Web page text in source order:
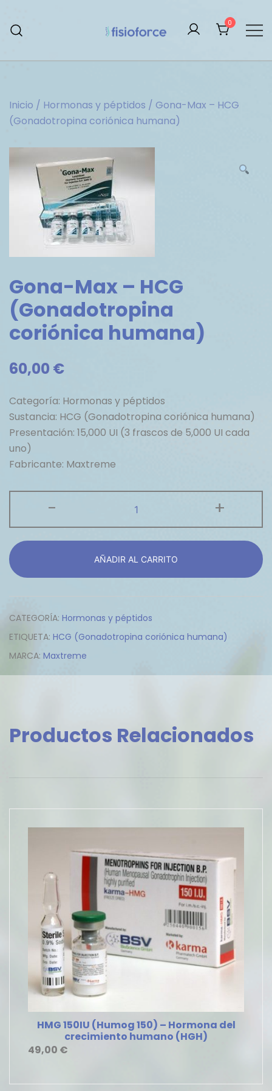
contenido
0
Inicio / Hormonas y péptidos / Gona-Max – HCG
(Gonadotropina coriónica humana)
Gona-Max – HCG
(Gonadotropina
coriónica humana)
60,00 €
Categoría: Hormonas y péptidos
Sustancia: HCG (Gonadotropina coriónica humana)
Presentación: 15,000 UI (3 frascos de 5,000 UI cada
uno)
Fabricante: Maxtreme
-
Max
-
(Gonadotropina
coriónica
+
AÑADIR AL CARRITO
CATEGORÍA: Hormonas y péptidos
ETIQUETA: HCG (Gonadotropina coriónica humana)
MARCA: Maxtreme
Productos Relacionados
HMG 150IU (Humog 150) – Hormona del
crecimiento humano (HGH)
49,00 €